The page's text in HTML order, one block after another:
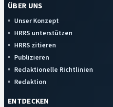
ÜBER UNS
Unser Konzept
HRRS unterstützen
HRRS zitieren
Publizieren
Redaktionelle Richtlinien
Redaktion
ENTDECKEN